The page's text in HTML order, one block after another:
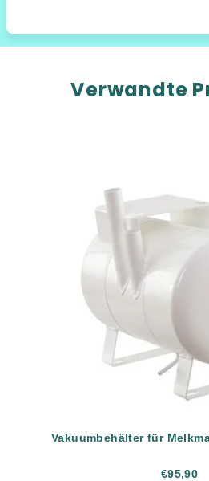
Verwandte
Vakuumbehälter für
€95,90